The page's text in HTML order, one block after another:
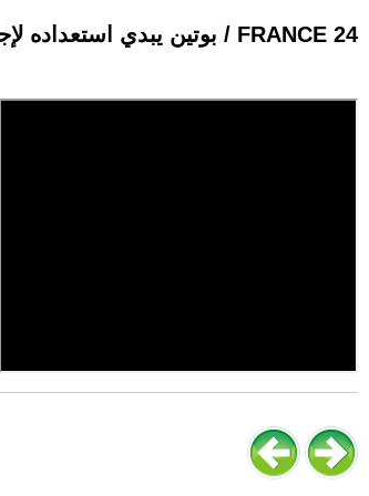
بوتين يبدي استعداده لإجراء محادثات سلام مباشرة مع أوكرانيا • فرانس 24 / FRANCE 24